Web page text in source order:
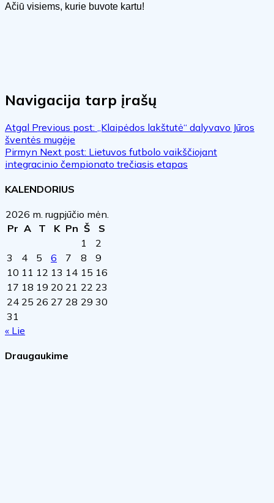
Ačiū visiems, kurie buvote kartu!
Navigacija tarp įrašų
Atgal Previous post: „Klaipėdos lakštutė“ dalyvavo Jūros
šventės mugėje
Pirmyn Next post: Lietuvos futbolo vaikščiojant
integracinio čempionato trečiasis etapas
KALENDORIUS
2026 m. rugpjūčio mėn.
Pr A T K Pn Š
S
1
2
3
4 5 6 7 8
9
10 11 12 13 14 15 16
17 18 19 20 21 22 23
24 25 26 27 28 29 30
31
« Lie
Draugaukime